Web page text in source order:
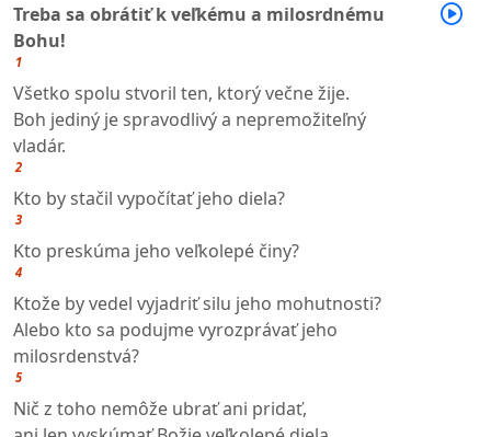
Treba sa obrátiť k veľkému a milosrdnému
Bohu!
1
Všetko spolu stvoril ten, ktorý večne žije.
Boh jediný je spravodlivý a nepremožiteľný
vladár.
2
Kto by stačil vypočítať jeho diela?
3
Kto preskúma jeho veľkolepé činy?
4
Ktože by vedel vyjadriť silu jeho mohutnosti?
Alebo kto sa podujme vyrozprávať jeho
milosrdenstvá?
5
Nič z toho nemôže ubrať ani pridať,